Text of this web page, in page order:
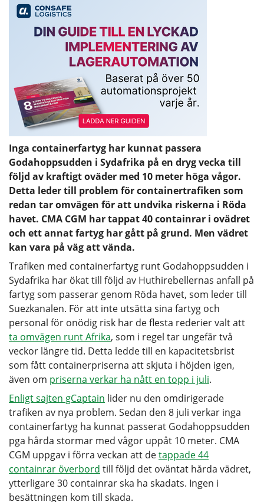
Inga containerfartyg har kunnat passera
Godahoppsudden i Sydafrika på en dryg vecka till
följd av kraftigt oväder med 10 meter höga vågor.
Detta leder till problem för containertrafiken som
redan tar omvägen för att undvika riskerna i Röda
havet. CMA CGM har tappat 40 containrar i ovädret
och ett annat fartyg har gått på grund. Men vädret
kan vara på väg att vända.
Trafiken med containerfartyg runt Godahoppsudden i
Sydafrika har ökat till följd av Huthirebellernas anfall på
fartyg som passerar genom Röda havet, som leder till
Suezkanalen. För att inte utsätta sina fartyg och
personal för onödig risk har de flesta rederier valt att
ta omvägen runt Afrika, som i regel tar ungefär två
veckor längre tid. Detta ledde till en kapacitetsbrist
som fått containerpriserna att skjuta i höjden igen,
även om priserna verkar ha nått en topp i juli.
Enligt sajten gCaptain lider nu den omdirigerade
trafiken av nya problem. Sedan den 8 juli verkar inga
containerfartyg ha kunnat passerat Godahoppsudden
pga hårda stormar med vågor uppåt 10 meter. CMA
CGM uppgav i förra veckan att detappade 44
containrar överbord till följd det oväntat hårda vädret,
ytterligare 30 containrar ska ha skadats. Ingen i
besättningen kom till skada.